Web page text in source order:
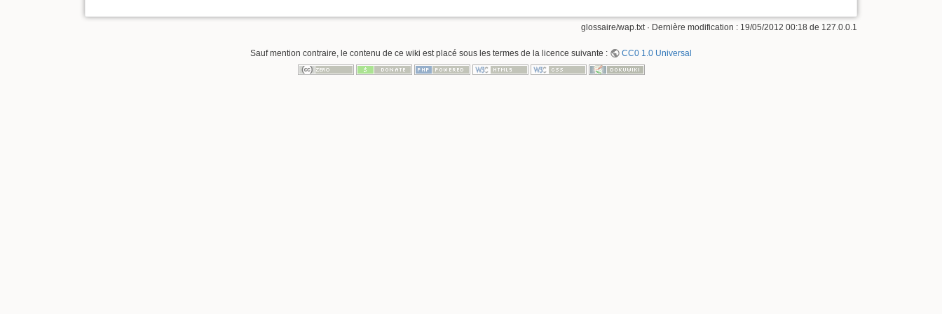
glossaire/wap.txt· Dernière modification : 19/05/2012 00:18 de 127.0.0.1
Sauf mention contraire, le contenu de ce wiki est placé sous les termes de la licence suivante : CC0 1.0 Universal